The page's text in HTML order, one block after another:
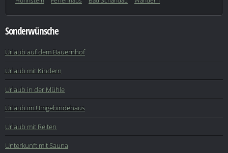
Sonderwünsche
Urlaub auf dem Bauernhof
Urlaub mit Kindern
Urlaub in der Mühle
Urlaub im Umgebindehaus
Urlaub mit Reiten
Unterkunft mit Sauna